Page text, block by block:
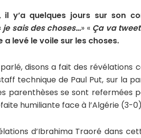
il y’a quelques jours sur son
je sais des choses…» « Ça va
a levé le voile sur les choses.
disons a fait des révélations
technique de Paul Put, sur la
parenthèses se sont refermées
humiliante face à l’Algérie (3-
d’Ibrahima Traoré dans